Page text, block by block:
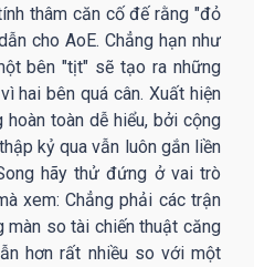
thâm căn cố đế rằng "đỏ
cho AoE. Chẳng hạn như
bên "tịt" sẽ tạo ra những
hai bên quá cân. Xuất hiện
toàn dễ hiểu, bởi cộng
kỷ qua vẫn luôn gắn liền
hãy thử đứng ở vai trò
xem: Chẳng phải các trận
so tài chiến thuật căng
hơn rất nhiều so với một